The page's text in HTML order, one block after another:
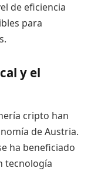
de eficiencia
para
y el
cripto han
de Austria.
ha beneficiado
tecnología